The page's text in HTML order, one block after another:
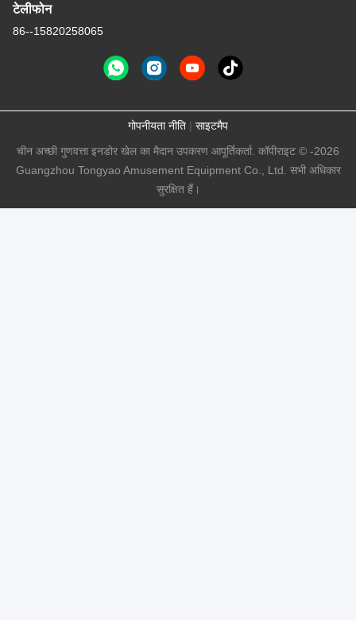
टेलीफोन
86--15820258065
गोपनीयता नीति | साइटमैप
चीन अच्छी गुणवत्ता इनडोर खेल का मैदान उपकरण आपूर्तिकर्ता. कॉपीराइट © -2026
Guangzhou Tongyao Amusement Equipment Co., Ltd. सभी अधिकार
सुरक्षित हैं।